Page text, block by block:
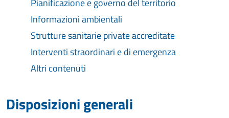
Pianificazione e governo del territorio
Informazioni ambientali
Strutture sanitarie private accreditate
Interventi straordinari e di emergenza
Altri contenuti
Disposizioni generali